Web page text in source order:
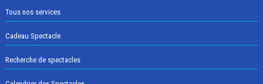
Tous nos services
Cadeau Spectacle
Recherche de spectacles